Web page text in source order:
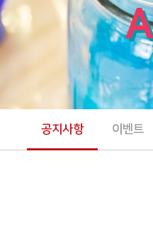
공지사항 이벤트